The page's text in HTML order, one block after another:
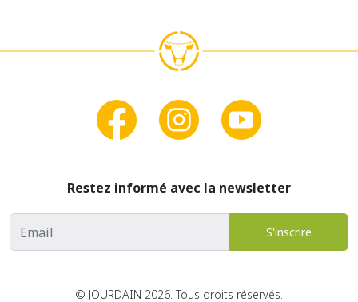
Restez informé avec la newsletter
Adresse email
S'inscrire
© JOURDAIN 2026. Tous droits réservés.